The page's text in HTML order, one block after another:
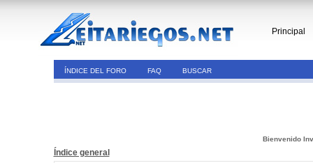
Principal
ÍNDICE DEL FORO FAQ BUSCAR
Bienvenido
Índice general